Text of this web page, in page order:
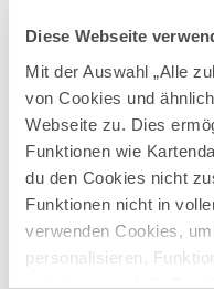
Diese Webseite
Mit der Auswahl „Alle
von Cookies und
Webseite zu. Dies
Funktionen wie
du den Cookies nicht
Funktionen nicht in
verwenden Cookies,
personalisieren,